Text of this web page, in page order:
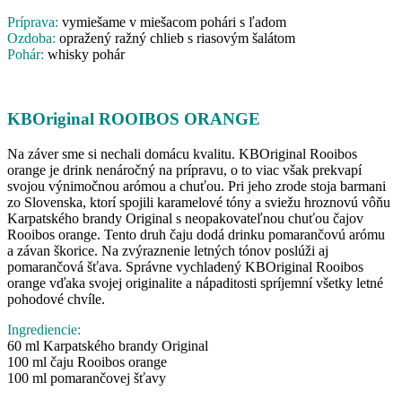
Príprava: vymiešame v miešacom pohári s ľadom
Ozdoba: opražený ražný chlieb s riasovým šalátom
Pohár: whisky pohár
KBOriginal ROOIBOS ORANGE
Na záver sme si nechali domácu kvalitu. KBOriginal Rooibos
orange je drink nenáročný na prípravu, o to viac však prekvapí
svojou výnimočnou arómou a chuťou. Pri jeho zrode stoja barmani
zo Slovenska, ktorí spojili karamelové tóny a sviežu hroznovú vôňu
Karpatského brandy Original s neopakovateľnou chuťou čajov
Rooibos orange. Tento druh čaju dodá drinku pomarančovú arómu
a závan škorice. Na zvýraznenie letných tónov poslúži aj
pomarančová šťava. Správne vychladený KBOriginal Rooibos
orange vďaka svojej originalite a nápaditosti spríjemní všetky letné
pohodové chvíle.
Ingrediencie:
60 ml Karpatského brandy Original
100 ml čaju Rooibos orange
100 ml pomarančovej šťavy